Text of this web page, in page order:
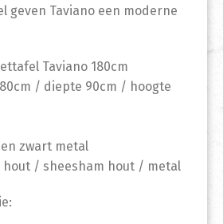
geven Taviano een moderne
Taviano 180cm
/ diepte 90cm / hoogte
zwart metal
hout / sheesham hout / metal